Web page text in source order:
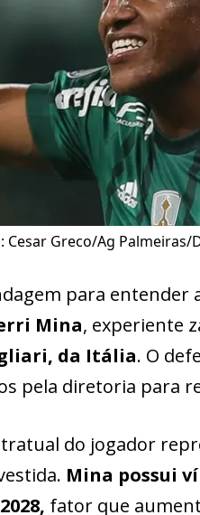
Cesar Greco/Ag Palmeiras/
para entender
Mina, experiente
da Itália. O
pela diretoria para
do jogador
Mina possui
fator que